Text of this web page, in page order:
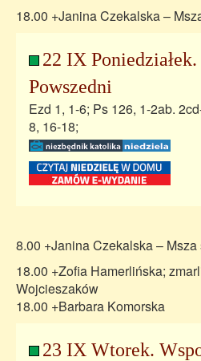
18.00 +Janina Czekalska –
22 IX
Powszedni
Ezd 1, 1-6; Ps 126, 1-2ab.
8, 16-18;
8.00 +Janina Czekalska –
18.00 +Zofia Hamerlińska;
Wojcieszaków
18.00 +Barbara Komorska
23 IX Wtorek.